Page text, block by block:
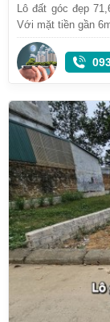
Lô đất góc đẹp
Với mặt tiền gần